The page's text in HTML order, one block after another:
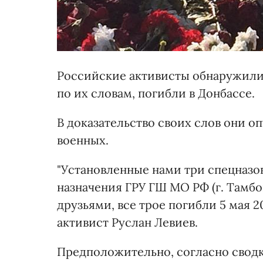
Российские активисты
по их словам, погибли в Донбассе.
В доказательство своих слов они
военных.
"Установленные нами три
назначения ГРУ ГШ МО РФ (г.
друзьями, все трое погибли 5 мая
активист Руслан Левиев.
Предположительно, согласно